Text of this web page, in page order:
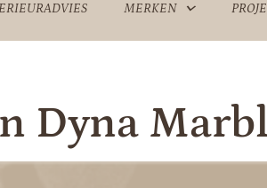
MERKEN
Dyna